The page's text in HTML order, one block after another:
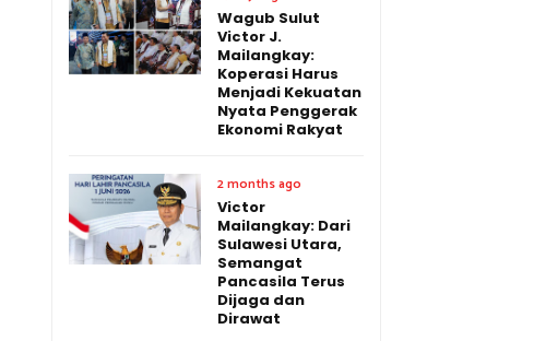
Wagub Sulut
Victor J.
Mailangkay:
Koperasi Harus
Menjadi Kekuatan
Nyata Penggerak
Ekonomi Rakyat
2 months ago
Victor
Mailangkay: Dari
Sulawesi Utara,
Semangat
Pancasila Terus
Dijaga dan
Dirawat